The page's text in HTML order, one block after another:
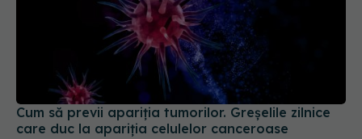
Cum să previi apariția tumorilor. Greșelile zilnice
care duc la apariția celulelor canceroase